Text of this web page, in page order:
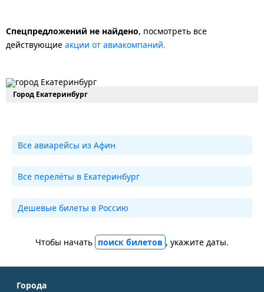
Спецпредложений не найдено, посмотреть все
действующие акции от авиакомпаний.
Город Екатеринбург
Все авиарейсы из Афин
Все перелёты в Екатеринбург
Дешевые билеты в Россию
Чтобы начать поиск билетов , укажите даты.
Города